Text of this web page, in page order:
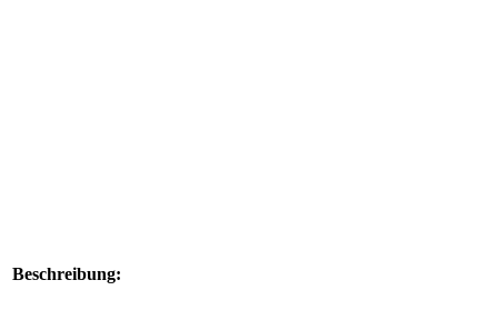
Beschreibung: